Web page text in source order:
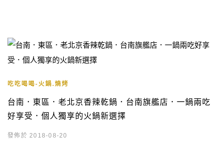
吃吃喝喝-火鍋.燒烤
台南．東區．老北京香辣乾鍋．台南旗艦店．一鍋兩吃
好享受．個人獨享的火鍋新選擇
發佈於 2018-08-20